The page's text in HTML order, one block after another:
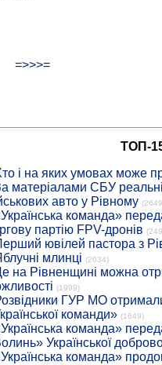
=>>>=
ТОП-
і на яких умовах може
матеріалами СБУ
авто у Рівному
команда»
партію FPV-дронів
ювілей пастора з
млинці (2034)
на Рівненщині можна
(1999)
ГУР МО отримали
команди» (1649)
команда»
Української
команда»